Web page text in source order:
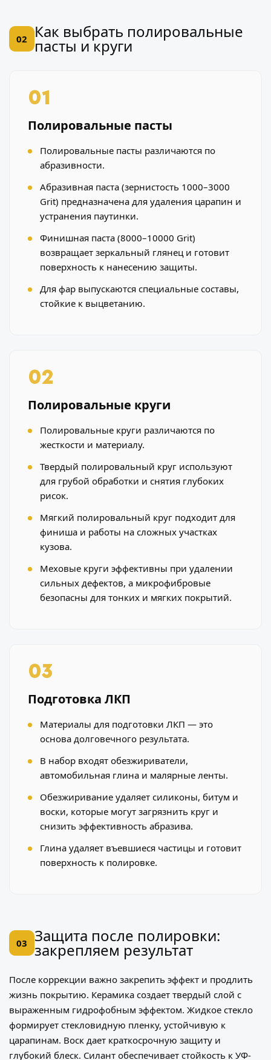
02 Как выбрать полировальные
пасты и круги
01
Полировальные пасты
Полировальные пасты различаются по
абразивности.
Абразивная паста (зернистость 1000–3000
Grit) предназначена для удаления царапин и
устранения паутинки.
Финишная паста (8000–10000 Grit)
возвращает зеркальный глянец и готовит
поверхность к нанесению защиты.
Для фар выпускаются специальные составы,
стойкие к выцветанию.
02
Полировальные круги
Полировальные круги различаются по
жесткости и материалу.
Твердый полировальный круг используют
для грубой обработки и снятия глубоких
рисок.
Мягкий полировальный круг подходит для
финиша и работы на сложных участках
кузова.
Меховые круги эффективны при удалении
сильных дефектов, а микрофибровые
безопасны для тонких и мягких покрытий.
03
Подготовка ЛКП
Материалы для подготовки ЛКП — это
основа долговечного результата.
В набор входят обезжириватели,
автомобильная глина и малярные ленты.
Обезжиривание удаляет силиконы, битум и
воски, которые могут загрязнить круг и
снизить эффективность абразива.
Глина удаляет въевшиеся частицы и готовит
поверхность к полировке.
03 Защита после полировки:
закрепляем результат
После коррекции важно закрепить эффект и продлить
жизнь покрытию. Керамика создает твердый слой с
выраженным гидрофобным эффектом. Жидкое стекло
формирует стекловидную пленку, устойчивую к
царапинам. Воск дает краткосрочную защиту и
глубокий блеск. Силант обеспечивает стойкость к УФ-